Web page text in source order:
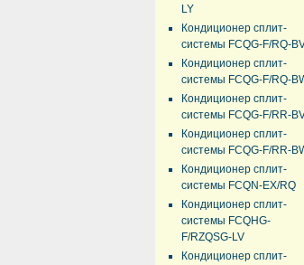
LY
Кондиционер сплит-
системы FCQG-F/RQ-
Кондиционер сплит-
системы FCQG-F/RQ-
Кондиционер сплит-
системы FCQG-F/RR-
Кондиционер сплит-
системы FCQG-F/RR-
Кондиционер сплит-
системы FCQN-EX/RQ
Кондиционер сплит-
системы FCQHG-
F/RZQSG-LV
Кондиционер сплит-